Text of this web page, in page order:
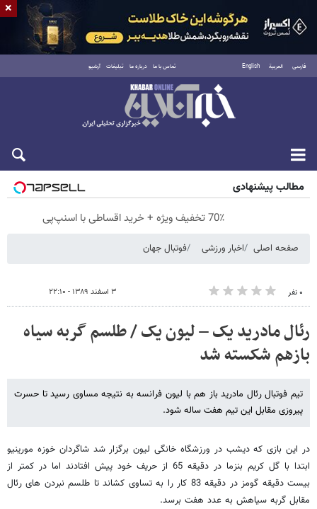
فارسی العربية English تماس با ما درباره ما تبلیغات آرشیو
پنجشنبه ۱۵ مرداد ۱۴۰۵
مطالب پیشنهادی
70٪ تخفیف ویژه + خرید اقساطی با اسنپ‌پی
صفحه اصلی اخبار ورزشی فوتبال جهان
۰ نفر ۳ اسفند ۱۳۸۹ - ۲۲:۱۰
رئال مادرید یک – لیون یک / طلسم گربه سیاه
بازهم شکسته شد
تیم فوتبال رئال مادرید باز هم با لیون فرانسه به نتیجه مساوی رسید تا حسرت
پیروزی مقابل این تیم هفت ساله شود.
در این بازی که دیشب در ورزشگاه خانگی لیون برگزار شد شاگردان خوزه مورینیو
ابتدا با گل کریم بنزما در دقیقه 65 از حریف خود پیش افتادند اما در کمتر از
بیست دقیقه گومز در دقیقه 83 کار را به تساوی کشاند تا طلسم نبردن های رئال
مقابل گربه سیاهش به عدد هفت برسد.
×